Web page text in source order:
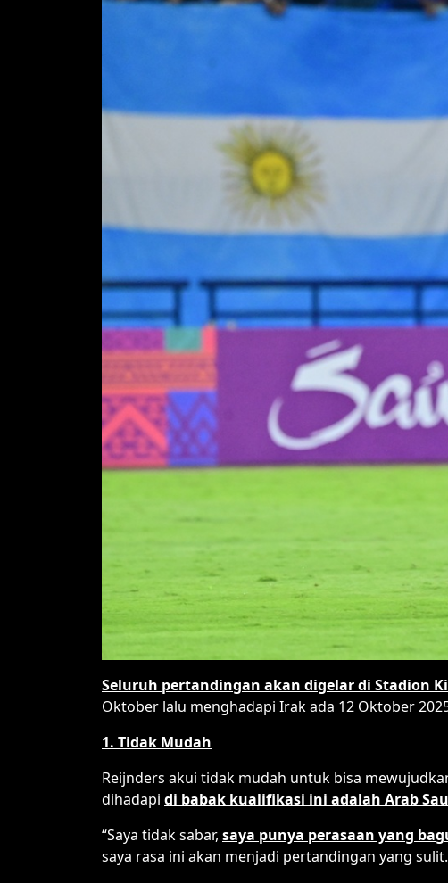
Seluruh pertandingan akan digelar di Stadion
Oktober lalu menghadapi Irak ada 12 Oktober
1. Tidak Mudah
Reijnders akui tidak mudah untuk bisa
dihadapi di babak kualifikasi ini adalah Arab
“Saya tidak sabar, saya punya perasaan yang
saya rasa ini akan menjadi pertandingan yang